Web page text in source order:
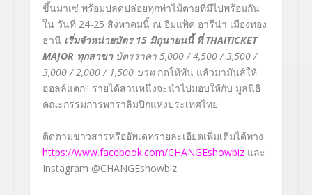
ขึ้นมาเซ่ พร้อมปลดปล่อยทุกท่าไม้ตายที่มีไปพร้อมกัน
ใน วันที่ 24-25 สิงหาคมนี้ ณ อิมแพ็ค อารีน่า เมืองทอง
ธานี เริ่มจำหน่ายบัตร 15 มิถุนายนนี้ ที่THAITICKET
MAJOR ทุกสาขาบัตรราคา 5,000 / 4,500 / 3,500 /
3,000 / 2,000 / 1,500 บาทกดให้ทัน แล้วมามันส์ให้
ฮอลล์แตก!! รายได้ส่วนหนึ่งจะนำไปมอบให้กับ มูลนิธิ
คณะกรรมการพาราลิมปิกแห่งประเทศไทย
ติดตามข่าวสารหรืออัพเดทรายละเอียดเพิ่มเติมได้ทาง
https://www.facebook.com/CHANGEshowbizและ
Instagram @CHANGEshowbiz